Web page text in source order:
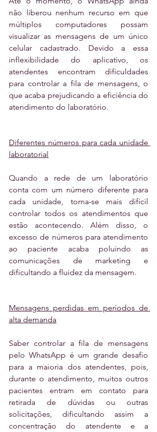
não liberou nenhum recurso em que
múltiplos computadores possam
visualizar as mensagens de um único
celular cadastrado. Devido a essa
inflexibilidade do aplicativo, os
atendentes encontram dificuldades
para controlar a fila de mensagens, o
que acaba prejudicando a eficiência do
atendimento do laboratório.
Diferentes números para cada unidade
laboratorial
Quando a rede de um laboratório
conta com um número diferente para
cada unidade, torna-se mais difícil
controlar todos os atendimentos que
estão acontecendo. Além disso, o
excesso de números para atendimento
ao paciente acaba poluindo as
comunicações de marketing e
dificultando a fluidez da mensagem.
Mensagens perdidas em períodos de
alta demanda
Saber controlar a fila de mensagens
pelo WhatsApp é um grande desafio
para a maioria dos atendentes, pois,
durante o atendimento, muitos outros
pacientes entram em contato para
retirada de dúvidas ou outras
solicitações, dificultando assim a
concentração do atendente e a